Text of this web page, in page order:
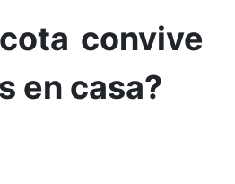
convive
en casa?